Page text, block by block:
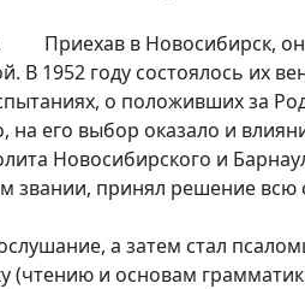
Приехав в Новосибирск, он
В 1952 году состоялось их
о положивших за
его выбор оказало и
Новосибирского и
звании, принял решение
а затем стал
и основам